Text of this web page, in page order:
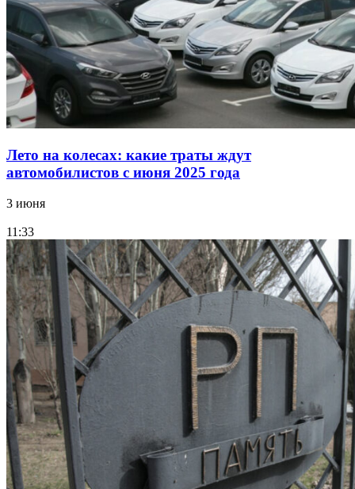
Лето на колесах: какие траты ждут
автомобилистов с июня 2025 года
3 июня
11:33